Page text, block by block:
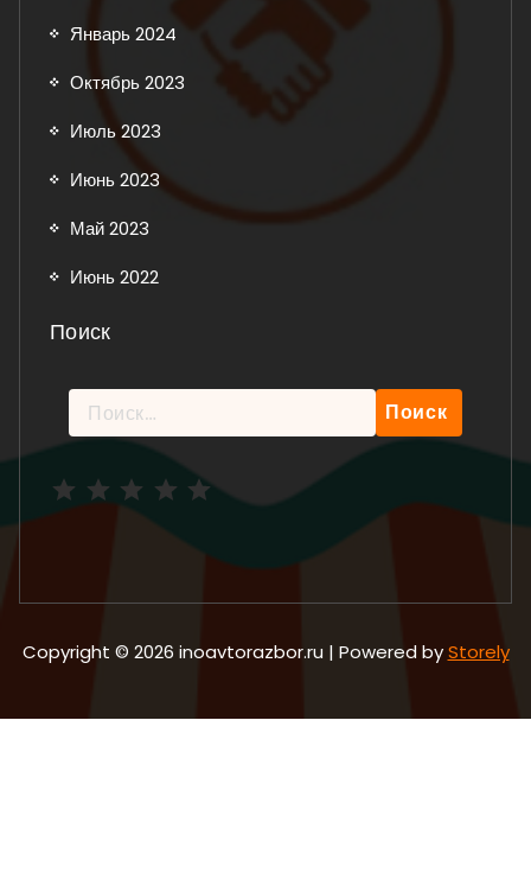
Январь 2024
Октябрь 2023
Июль 2023
Июнь 2023
Май 2023
Июнь 2022
Поиск
Найти:
Copyright © 2026 inoavtorazbor.ru | Powered byStorely